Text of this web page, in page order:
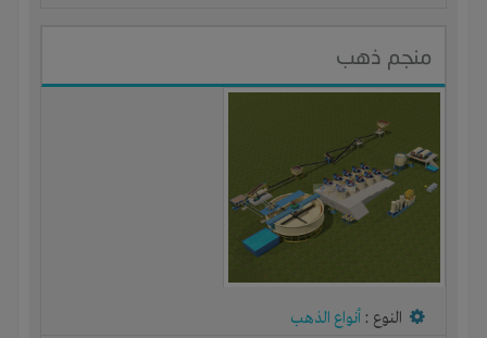
منجم ذهب
النوع : أنواع الذهب